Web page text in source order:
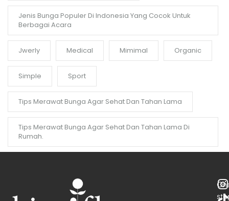
Jenis Bunga Populer Di Indonesia Yang Cocok Untuk
Berbagai Acara
Jwerly Medical Mimimal Organic
Simple Sport
Tips Merawat Bunga Agar Sehat Dan Tahan Lama
Tips Merawat Bunga Agar Sehat Dan Tahan Lama Di
Rumah.